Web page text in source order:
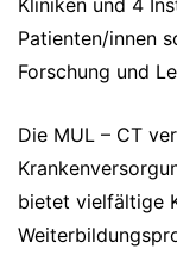
Kliniken und 4
Patienten/innen
Forschung und
Die MUL – CT
bietet vielfältige